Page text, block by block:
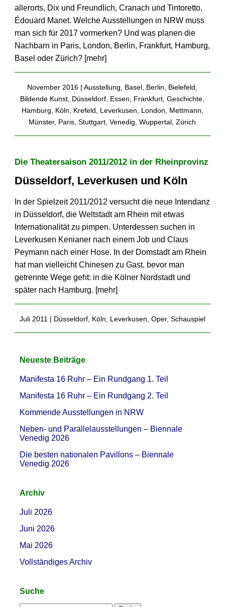
allerorts, Dix und Freundlich, Cranach und Tintoretto,
Édouard Manet. Welche Ausstellungen in NRW muss
man sich für 2017 vormerken? Und was planen die
Nachbarn in Paris, London, Berlin, Frankfurt, Hamburg,
Basel oder Zürich? [mehr]
November 2016 |Ausstellung Basel Berlin Bielefeld
Bildende Kunst Düsseldorf Essen Frankfurt ,Geschichte
Hamburg
Köln Krefeld Leverkusen London Mettmann
Münster, Paris ,Stuttgart ,Venedig ,Wuppertal ,Zürich
Die Theatersaison 2011/2012 in der Rheinprovinz
Düsseldorf, Leverkusen und Köln
In der Spielzeit 2011/2012 versucht die neue Intendanz
in Düsseldorf, die Weltstadt am Rhein mit etwas
Internationalität zu pimpen. Unterdessen suchen in
Leverkusen Kenianer nach einem Job und Claus
Peymann nach einer Hose. In der Domstadt am Rhein
hat man vielleicht Chinesen zu Gast, bevor man
getrennte Wege geht: in die Kölner Nordstadt und
später nach Hamburg. [mehr]
Juli 2011 | Düsseldorf, Köln Leverkusen Oper, Schauspiel
Neueste Beiträge
Manifesta 16 Ruhr – Ein Rundgang 1. Teil
Manifesta 16 Ruhr – Ein Rundgang 2. Teil
Kommende Ausstellungen in NRW
Neben- und Parallelausstellungen – Biennale
Venedig 2026
Die besten nationalen Pavillons – Biennale
Venedig 2026
Archiv
Juli 2026
Juni 2026
Mai 2026
Vollständiges Archiv
Suche